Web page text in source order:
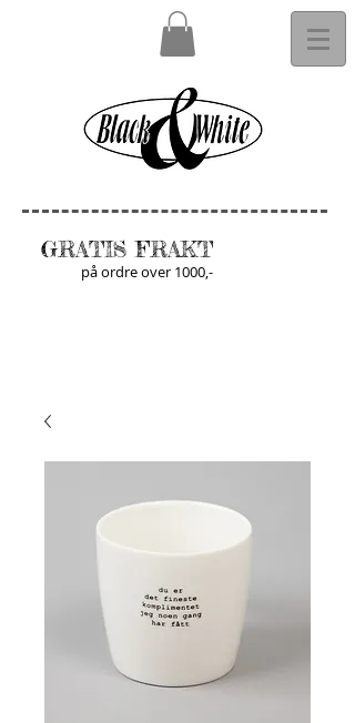
GRATIS FRAKT
på ordre over 1000,-